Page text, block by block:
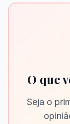
O que
Seja o